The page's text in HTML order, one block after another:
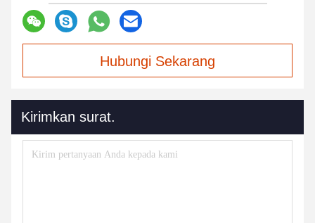
Hubungi Sekarang
Kirimkan surat.